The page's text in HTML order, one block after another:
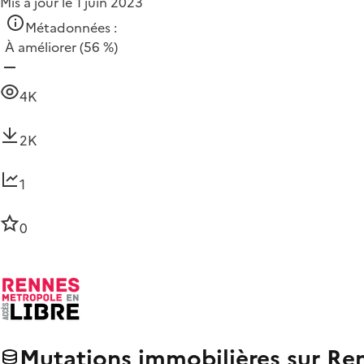
Métadonnées :
À améliorer(56 %)
4K
2K
1
0